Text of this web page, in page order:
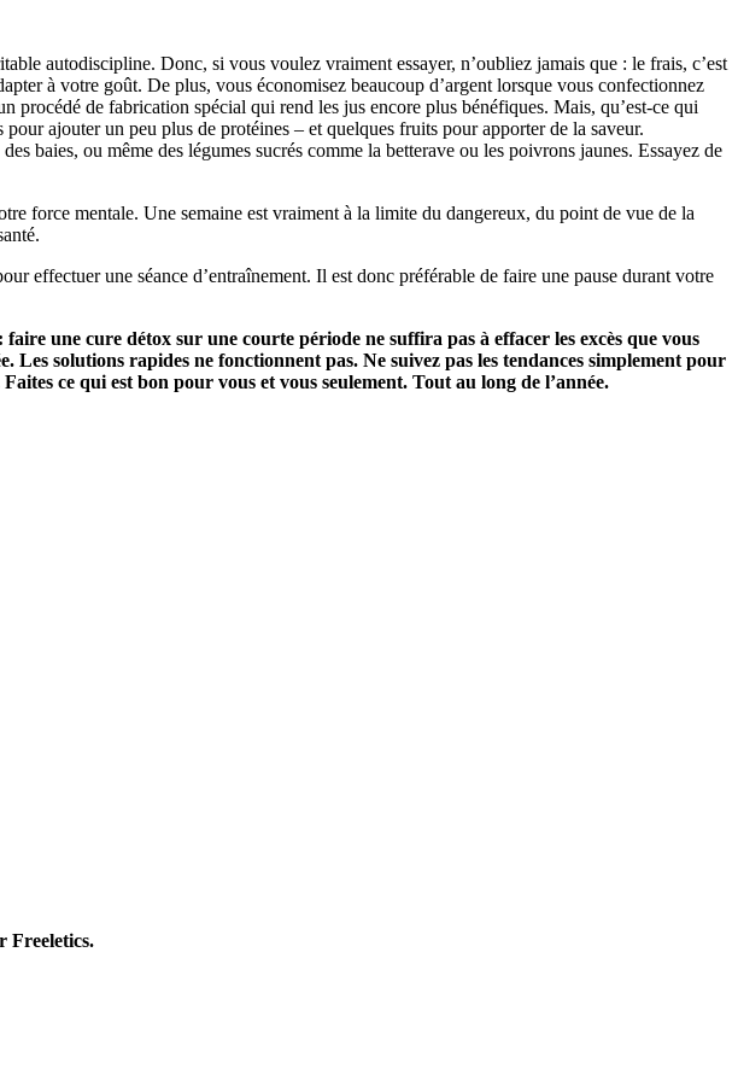
autodiscipline. Donc, si vous voulez vraiment essayer, n’oubliez jamais que : le frais, c’est
à votre goût. De plus, vous économisez beaucoup d’argent lorsque vous confectionnez
de fabrication spécial qui rend les jus encore plus bénéfiques. Mais, qu’est-ce qui
ajouter un peu plus de protéines – et quelques fruits pour apporter de la saveur.
baies, ou même des légumes sucrés comme la betterave ou les poivrons jaunes. Essayez de
force mentale. Une semaine est vraiment à la limite du dangereux, du point de vue de la
effectuer une séance d’entraînement. Il est donc préférable de faire une pause durant votre
une cure détox sur une courte période ne suffira pas à effacer les excès que vous
solutions rapides ne fonctionnent pas. Ne suivez pas les tendances simplement pour
ce qui est bon pour vous et vous seulement. Tout au long de l’année.
Freeletics.